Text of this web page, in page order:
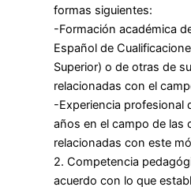
formas siguientes:
-Formación académica
Español de
Superior) o de otras de
relacionadas con el
-Experiencia profesional
años en el campo de las
relacionadas con este
2. Competencia
acuerdo con lo que